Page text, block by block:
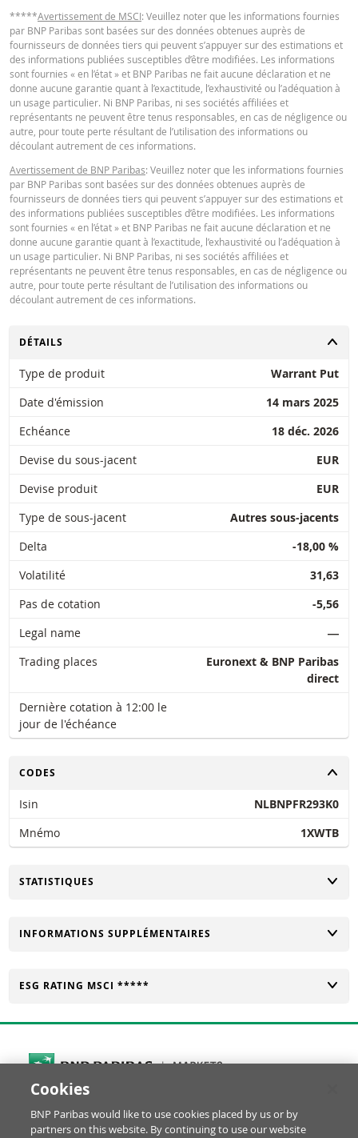
*****Avertissement de MSCI: Veuillez noter que les informations fournies
par BNP Paribas sont basées sur des données obtenues auprès de
fournisseurs de données tiers qui peuvent s’appuyer sur des estimations et
des informations publiées susceptibles d’être modifiées. Les informations
sont fournies « en l’état » et BNP Paribas ne fait aucune déclaration et ne
donne aucune garantie quant à l’exactitude, l’exhaustivité ou l’adéquation à
un usage particulier. Ni BNP Paribas, ni ses sociétés affiliées et
représentants ne peuvent être tenus responsables, en cas de négligence ou
autre, pour toute perte résultant de l’utilisation des informations ou
découlant autrement de ces informations.
Avertissement de BNP Paribas: Veuillez noter que les informations fournies
par BNP Paribas sont basées sur des données obtenues auprès de
fournisseurs de données tiers qui peuvent s’appuyer sur des estimations et
des informations publiées susceptibles d’être modifiées. Les informations
sont fournies « en l’état » et BNP Paribas ne fait aucune déclaration et ne
donne aucune garantie quant à l’exactitude, l’exhaustivité ou l’adéquation à
un usage particulier. Ni BNP Paribas, ni ses sociétés affiliées et
représentants ne peuvent être tenus responsables, en cas de négligence ou
autre, pour toute perte résultant de l’utilisation des informations ou
découlant autrement de ces informations.
CHANGER
DÉTAILS
Type de produit
Warrant Put
Date d'émission
14 mars 2025
Echéance
18 déc. 2026
Devise du sous-jacent
EUR
Devise produit
EUR
Type de sous-jacent
Autres sous-jacents
Delta
-18,00 %
Volatilité
31,63
Pas de cotation
-5,56
Legal name
―
Trading places
Euronext & BNP Paribas
direct
Dernière cotation à 12:00 le
jour de l'échéance
CHANGER
CODES
Isin
NLBNPFR293K0
Mnémo
1XWTB
CHANGER
STATISTIQUES
CHANGER
INFORMATIONS SUPPLÉMENTAIRES
CHANGER
ESG RATING MSCI *****
Cookies Settings
© BNP Paribas Produits de Bourse 2026
Cookies
BNP Paribas would like to use cookies placed by us or by
partners on this website. By continuing to use our website